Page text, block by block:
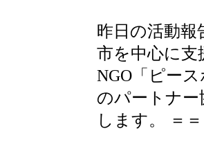
昨日の活動報
市を中心に支
NGO「ピー
のパートナ
します。 ＝